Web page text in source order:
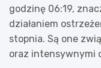
godzinę 06:19,
działaniem
stopnia. Są one
oraz intensywnymi